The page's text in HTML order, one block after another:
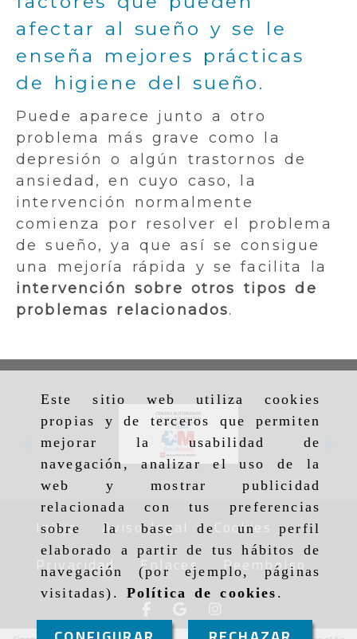
Este sitio web utiliza cookies
propias y de terceros que permiten
mejorar la usabilidad de
navegación, analizar el uso de la
web y mostrar publicidad
relacionada con tus preferencias
sobre la base de un perfil
elaborado a partir de tus hábitos de
navegación (por ejemplo, páginas
visitadas). Política de cookies .
afectar al sueño y se le
enseña mejores prácticas
de higiene del sueño.
Puede aparece junto a otro
problema más grave como la
depresión o algún trastornos de
ansiedad, en cuyo caso, la
intervención normalmente
comienza por resolver el problema
de sueño, ya que así se consigue
una mejoría rápida y se facilita la
intervención sobre otros tipos de
problemas relacionados.
Anterior
Inicio Aviso legal
Cookies
Privacidad
Enlaces Reembolso